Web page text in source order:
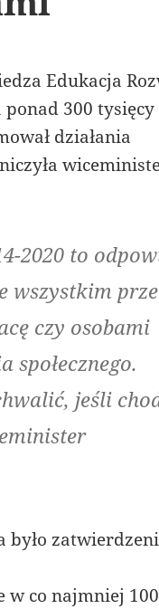
Edukacja
300 tysięcy
działania
2020 to
wszystkim
czy osobami
jeśli
było
w co najmniej